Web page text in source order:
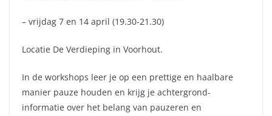
– vrijdag 7 en 14 april (19.30-21.30)
Locatie De Verdieping in Voorhout.
In de workshops leer je op een prettige en haalbare
manier pauze houden en krijg je achtergrond-
informatie over het belang van pauzeren en